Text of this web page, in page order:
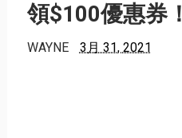
領$100優惠券！
WAYNE 3月 31, 2021